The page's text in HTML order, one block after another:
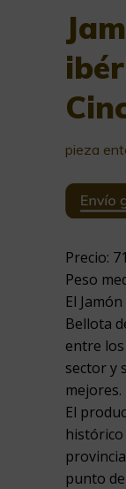
pieza
Precio:
Peso
El
Bellota
entre
sector y
mejores.
El
histórico
punto